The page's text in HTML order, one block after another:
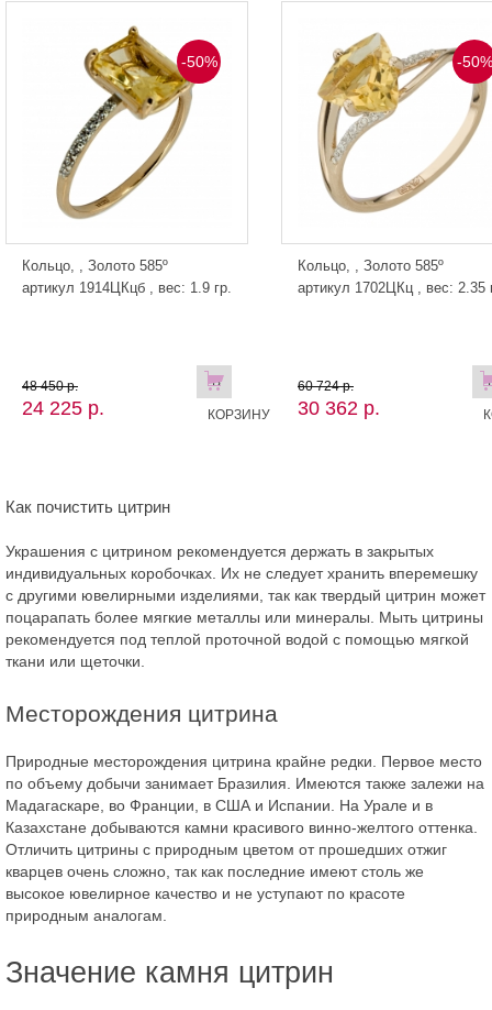
-50%
Кольцо, , Золото 585º
артикул 1914ЦКцб , вес: 1.9 гр.
24 225 р.
48 450 р. В
КОРЗИНУ
-50%
Кольцо, , Золото 585º
артикул 1702ЦКц , вес: 2.35
30 362 р.
60 724 р.
Как почистить цитрин
Украшения с цитрином рекомендуется держать в закрытых
индивидуальных коробочках. Их не следует хранить вперемешку
с другими ювелирными изделиями, так как твердый цитрин может
поцарапать более мягкие металлы или минералы. Мыть цитрины
рекомендуется под теплой проточной водой с помощью мягкой
ткани или щеточки.
Месторождения цитрина
Природные месторождения цитрина крайне редки. Первое место
по объему добычи занимает Бразилия. Имеются также залежи на
Мадагаскаре, во Франции, в США и Испании. На Урале и в
Казахстане добываются камни красивого винно-желтого оттенка.
Отличить цитрины с природным цветом от прошедших отжиг
кварцев очень сложно, так как последние имеют столь же
высокое ювелирное качество и не уступают по красоте
природным аналогам.
Значение камня цитрин